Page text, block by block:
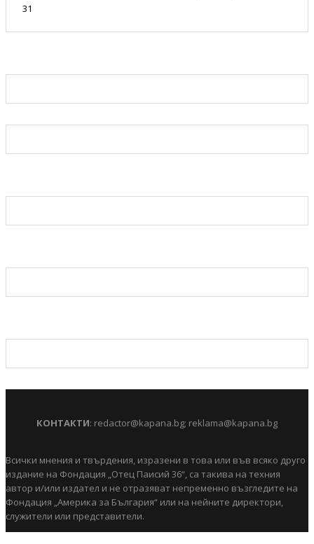
31
КОНТАКТИ: redactor@kapana.bg; reklama@kapana.bg
Всички мнения и твърдения, изразени в това или във всяко друго
издание на Фондация „Отец Паисий 36“, са такива на техния
автор и/или издател и не отразяват непременно възгледите на
Фондация „Америка за България“ или на нейните директори,
служители или представители.